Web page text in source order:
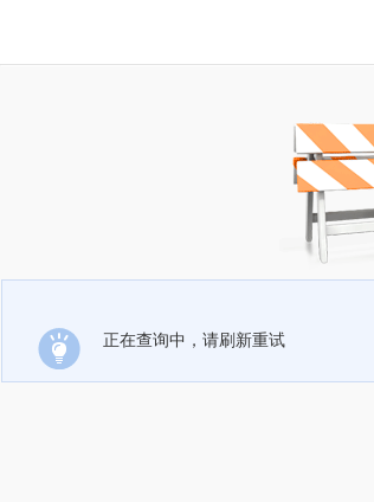
正在查询中，请刷新重试